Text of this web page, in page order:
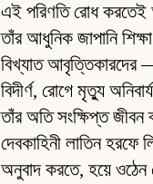
এই পরিণতি রোধ করতেই
তাঁর আধুনিক জাপানি
বিখ্যাত আবৃত্তিকারদের
বিদীর্ণ, রোগে মৃত্যু
তাঁর অতি সংক্ষিপ্ত জীবন
দেবকাহিনী লাতিন হরফে
অনুবাদ করতে, হয়ে